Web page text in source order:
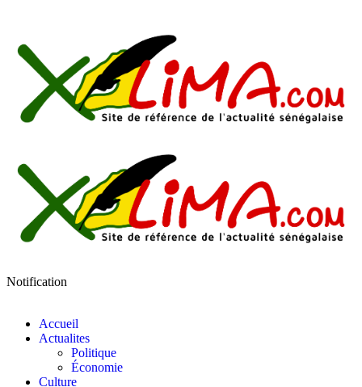
Notification
Accueil
Actualites
Politique
Économie
Culture